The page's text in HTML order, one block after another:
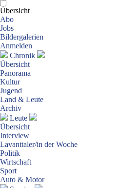
Übersicht
Abo
Jobs
Bildergalerien
Anmelden
Chronik
Übersicht
Panorama
Kultur
Jugend
Land & Leute
Archiv
Leute
Übersicht
Interview
Lavanttaler/in der Woche
Politik
Wirtschaft
Sport
Auto & Motor